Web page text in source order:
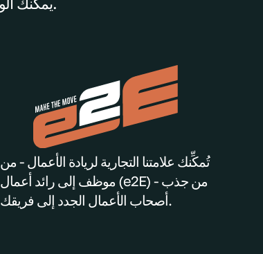
تُمكِّنك علامتنا التجارية لريادة الأعمال - من
موظف إلى رائد أعمال (e2E) - من جذب
أصحاب الأعمال الجدد إلى فريقك.